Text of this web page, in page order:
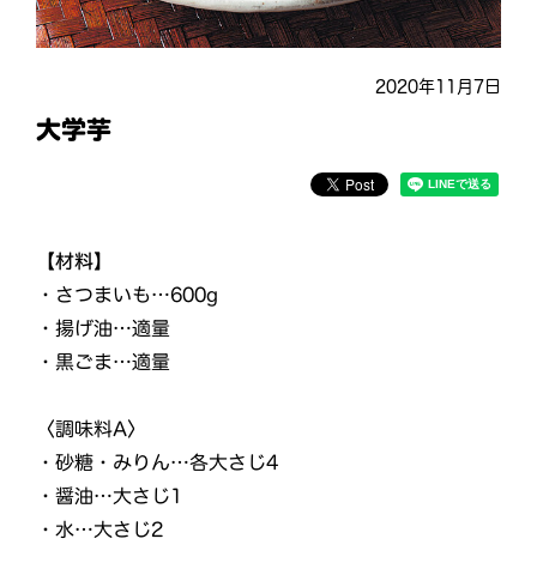
2020年11月7日
大学芋
【材料】
・さつまいも…600g
・揚げ油…適量
・黒ごま…適量
〈調味料A〉
・砂糖・みりん…各大さじ4
・醤油…大さじ1
・水…大さじ2